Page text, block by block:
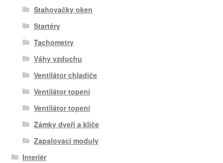
Stahovačky oken
Startéry
Tachometry
Váhy vzduchu
Ventilátor chladiče
Ventilátor topení
Ventilátor topení
Zámky dveří a klíče
Zapalovací moduly
Interiér